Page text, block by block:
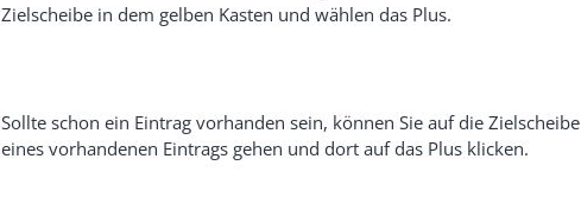
Zielscheibe in dem gelben Kasten und wählen das Plus.
Sollte schon ein Eintrag vorhanden sein, können Sie auf die Zielscheibe
eines vorhandenen Eintrags gehen und dort auf das Plus klicken.